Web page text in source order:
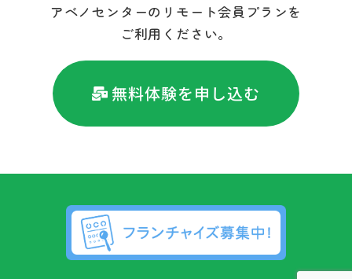
アベノセンターのリモート会員プランを
ご利用ください。
無料体験を申し込む